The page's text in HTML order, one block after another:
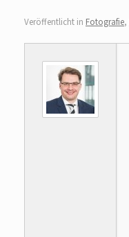
Veröffentlicht in Fotografie,